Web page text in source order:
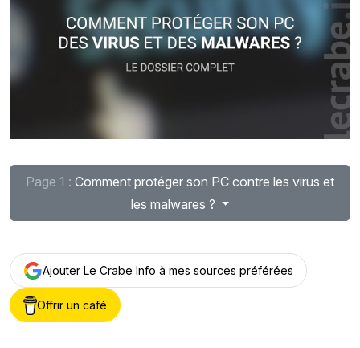
Page 1 : Comment protéger son PC contre les virus et
les malwares ?
Ajouter Le Crabe Info à mes sources préférées
Offrir un café